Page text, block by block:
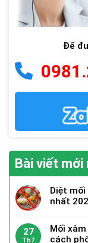
Để
Bài viết mới
Diệt
nhất
27
Th7
Mối
cách